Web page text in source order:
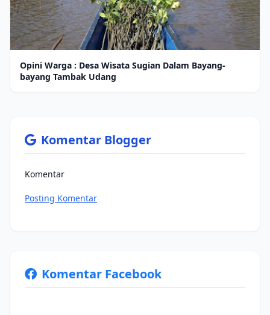
Opini Warga : Desa Wisata Sugian Dalam Bayang-
bayang Tambak Udang
Komentar Blogger
Komentar
Posting Komentar
Komentar Facebook